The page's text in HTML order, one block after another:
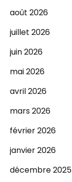
août 2026
juillet 2026
juin 2026
mai 2026
avril 2026
mars 2026
février 2026
janvier 2026
décembre 2025